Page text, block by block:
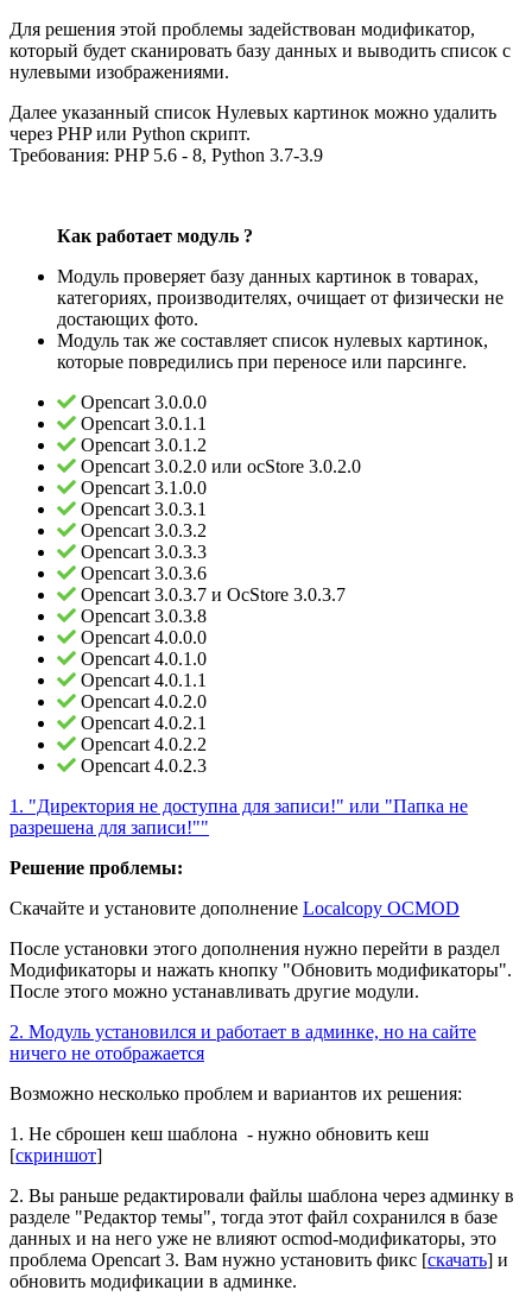
Для решения этой проблемы задействован модификатор,
который будет сканировать базу данных и выводить список с
нулевыми изображениями.
Далее указанный список Нулевых картинок можно удалить
через PHP или Python скрипт.
Требования: PHP 5.6 - 8, Python 3.7-3.9
Как работает модуль ?
Модуль проверяет базу данных картинок в товарах,
категориях, производителях, очищает от физически не
достающих фото.
Модуль так же составляет список нулевых картинок,
которые повредились при переносе или парсинге.
Opencart 3.0.0.0
Opencart 3.0.1.1
Opencart 3.0.1.2
Opencart 3.0.2.0 или ocStore 3.0.2.0
Opencart 3.1.0.0
Opencart 3.0.3.1
Opencart 3.0.3.2
Opencart 3.0.3.3
Opencart 3.0.3.6
Opencart 3.0.3.7 и OcStore 3.0.3.7
Opencart 3.0.3.8
Opencart 4.0.0.0
Opencart 4.0.1.0
Opencart 4.0.1.1
Opencart 4.0.2.0
Opencart 4.0.2.1
Opencart 4.0.2.2
Opencart 4.0.2.3
1. "Директория не доступна для записи!" или "Папка не
разрешена для записи!""
Решение проблемы:
Скачайте и установите дополнение Localcopy OCMOD
После установки этого дополнения нужно перейти в раздел
Модификаторы и нажать кнопку "Обновить модификаторы".
После этого можно устанавливать другие модули.
2. Модуль установился и работает в админке, но на сайте
ничего не отображается
Возможно несколько проблем и вариантов их решения:
1. Не сброшен кеш шаблона - нужно обновить кеш
[скриншот]
2. Вы раньше редактировали файлы шаблона через админку в
разделе "Редактор темы", тогда этот файл сохранился в базе
данных и на него уже не влияют ocmod-модификаторы, это
проблема Opencart 3. Вам нужно установить фикс [скачать] и
обновить модификации в админке.